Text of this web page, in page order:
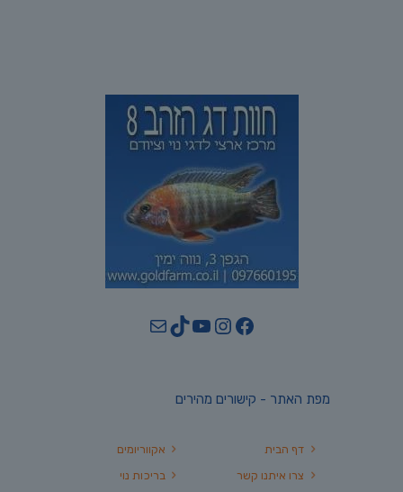
Facebook
Instagram
YouTube
TikTok
Mail
מפת האתר - קישורים מהירים
אקווריומים
בריכות נוי
דף הבית
צרו איתנו קשר